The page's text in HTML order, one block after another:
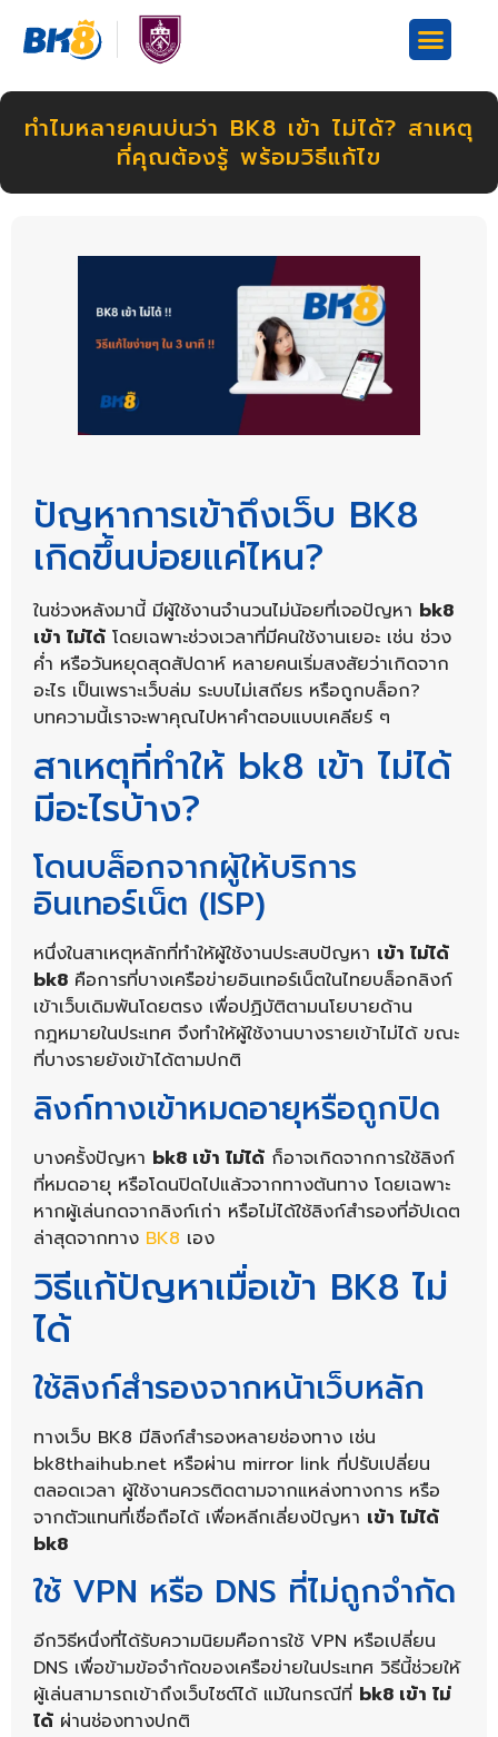
ทำไมหลายคนบ่นว่า BK8 เข้า ไม่ได้? สาเหตุ
ที่คุณต้องรู้ พร้อมวิธีแก้ไข
ปัญหาการเข้าถึงเว็บ BK8
เกิดขึ้นบ่อยแค่ไหน?
ในช่วงหลังมานี้ มีผู้ใช้งานจำนวนไม่น้อยที่เจอปัญหา bk8
เข้า ไม่ได้ โดยเฉพาะช่วงเวลาที่มีคนใช้งานเยอะ เช่น ช่วง
ค่ำ หรือวันหยุดสุดสัปดาห์ หลายคนเริ่มสงสัยว่าเกิดจาก
อะไร เป็นเพราะเว็บล่ม ระบบไม่เสถียร หรือถูกบล็อก?
บทความนี้เราจะพาคุณไปหาคำตอบแบบเคลียร์ ๆ
สาเหตุที่ทำให้ bk8 เข้า ไม่ได้
มีอะไรบ้าง?
โดนบล็อกจากผู้ให้บริการ
อินเทอร์เน็ต (ISP)
หนึ่งในสาเหตุหลักที่ทำให้ผู้ใช้งานประสบปัญหา เข้า ไม่ได้
bk8 คือการที่บางเครือข่ายอินเทอร์เน็ตในไทยบล็อกลิงก์
เข้าเว็บเดิมพันโดยตรง เพื่อปฏิบัติตามนโยบายด้าน
กฎหมายในประเทศ จึงทำให้ผู้ใช้งานบางรายเข้าไม่ได้ ขณะ
ที่บางรายยังเข้าได้ตามปกติ
ลิงก์ทางเข้าหมดอายุหรือถูกปิด
บางครั้งปัญหา bk8 เข้า ไม่ได้ ก็อาจเกิดจากการใช้ลิงก์
ที่หมดอายุ หรือโดนปิดไปแล้วจากทางต้นทาง โดยเฉพาะ
หากผู้เล่นกดจากลิงก์เก่า หรือไม่ได้ใช้ลิงก์สำรองที่อัปเดต
ล่าสุดจากทาง BK8 เอง
วิธีแก้ปัญหาเมื่อเข้า BK8 ไม่
ได้
ใช้ลิงก์สำรองจากหน้าเว็บหลัก
ทางเว็บ BK8 มีลิงก์สำรองหลายช่องทาง เช่น
bk8thaihub.net หรือผ่าน mirror link ที่ปรับเปลี่ยน
ตลอดเวลา ผู้ใช้งานควรติดตามจากแหล่งทางการ หรือ
จากตัวแทนที่เชื่อถือได้ เพื่อหลีกเลี่ยงปัญหา เข้า ไม่ได้
bk8
ใช้ VPN หรือ DNS ที่ไม่ถูกจำกัด
อีกวิธีหนึ่งที่ได้รับความนิยมคือการใช้ VPN หรือเปลี่ยน
DNS เพื่อข้ามข้อจำกัดของเครือข่ายในประเทศ วิธีนี้ช่วยให้
ผู้เล่นสามารถเข้าถึงเว็บไซต์ได้ แม้ในกรณีที่ bk8 เข้า ไม่
ได้ ผ่านช่องทางปกติ